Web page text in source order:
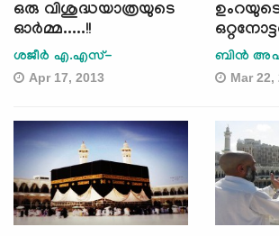
ഒരു വിശുദ്ധയാത്രയുടെ
ഓര്‍മ്മ.....!!
ശജീര്‍ എ.എസ്-
Apr 17, 2013
ബിന്‍
Mar 22,